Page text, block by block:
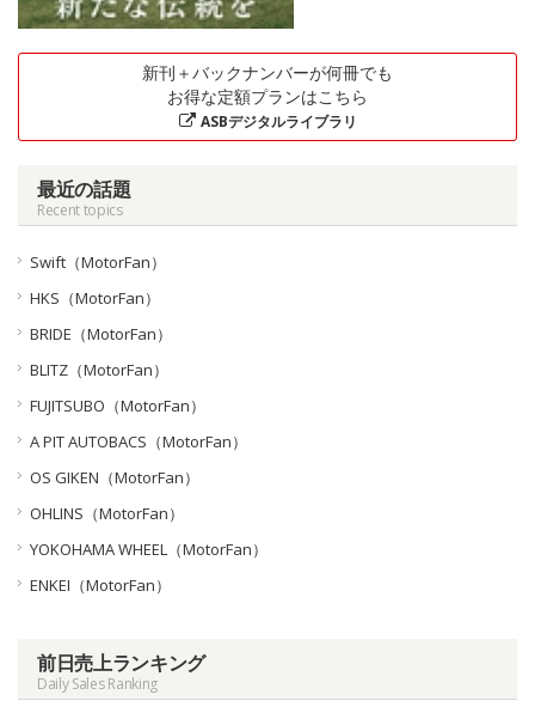
新刊＋バックナンバーが何冊でも
お得な定額プランはこちら
ASBデジタルライブラリ
最近の話題
Recent topics
Swift（MotorFan）
HKS（MotorFan）
BRIDE（MotorFan）
BLITZ（MotorFan）
FUJITSUBO（MotorFan）
A PIT AUTOBACS（MotorFan）
OS GIKEN（MotorFan）
OHLINS（MotorFan）
YOKOHAMA WHEEL（MotorFan）
ENKEI（MotorFan）
前日売上ランキング
Daily Sales Ranking